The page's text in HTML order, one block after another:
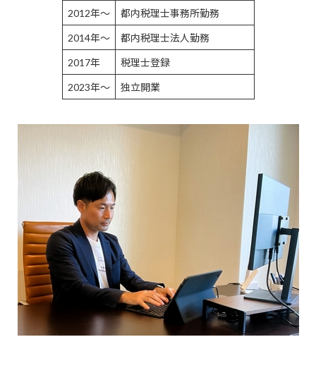
2012年～ 都内税理士事務所勤務
2014年～ 都内税理士法人勤務
2017年 税理士登録
2023年～ 独立開業